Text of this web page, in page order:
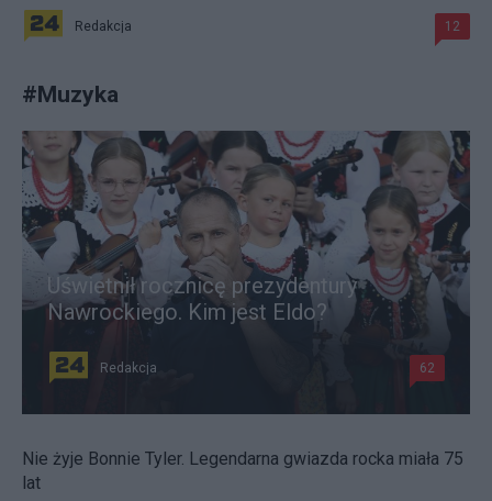
Redakcja 12
#Muzyka
Uświetnił rocznicę prezydentury
Nawrockiego. Kim jest Eldo?
Redakcja 62
Nie żyje Bonnie Tyler. Legendarna gwiazda rocka miała 75
lat